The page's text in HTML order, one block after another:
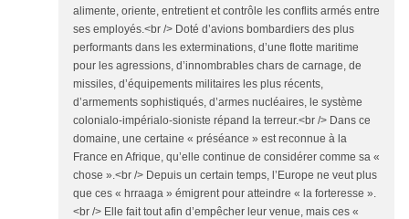
alimente, oriente, entretient et contrôle les conflits armés entre
ses employés.<br /> Doté d’avions bombardiers des plus
performants dans les exterminations, d’une flotte maritime
pour les agressions, d’innombrables chars de carnage, de
missiles, d’équipements militaires les plus récents,
d’armements sophistiqués, d’armes nucléaires, le système
colonialo-impérialo-sioniste répand la terreur.<br /> Dans ce
domaine, une certaine « préséance » est reconnue à la
France en Afrique, qu’elle continue de considérer comme sa «
chose ».<br /> Depuis un certain temps, l’Europe ne veut plus
que ces « hrraaga » émigrent pour atteindre « la forteresse ».
<br /> Elle fait tout afin d’empêcher leur venue, mais ces «